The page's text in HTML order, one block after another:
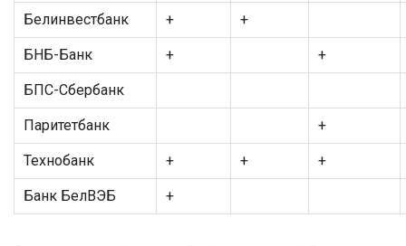
Белинвестбанк + +
БНБ-Банк + +
БПС-Сбербанк
Паритетбанк +
Технобанк + + +
Банк БелВЭБ +